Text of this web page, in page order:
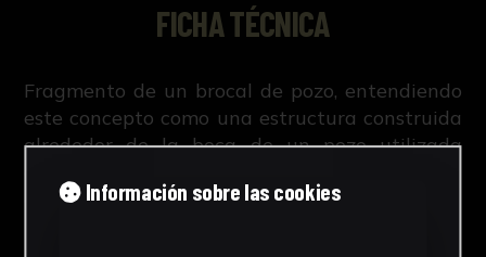
FICHA TÉCNICA
Fragmento de un brocal de pozo, entendiendo
este concepto como una estructura construida
alrededor de la boca de un pozo utilizada
acceso al agua.
Información sobre las cookies